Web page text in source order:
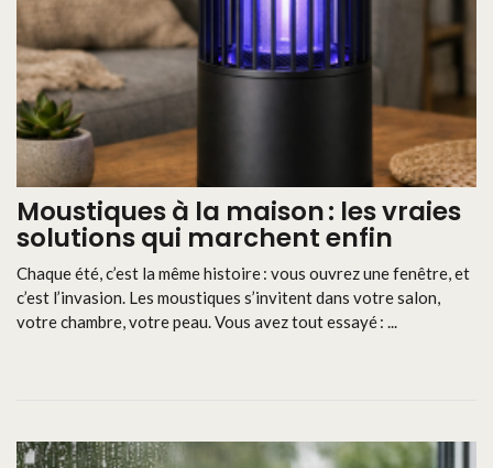
Moustiques à la maison : les vraies
solutions qui marchent enfin
Chaque été, c’est la même histoire : vous ouvrez une fenêtre, et
c’est l’invasion. Les moustiques s’invitent dans votre salon,
votre chambre, votre peau. Vous avez tout essayé : ...